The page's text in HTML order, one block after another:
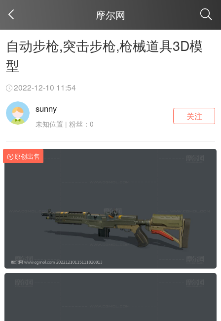
摩尔网
自动步枪,突击步枪,枪械道具3D模
型
2022-12-10 11:54
sunny
未知位置 | 粉丝：0
关注
原创出售
取消